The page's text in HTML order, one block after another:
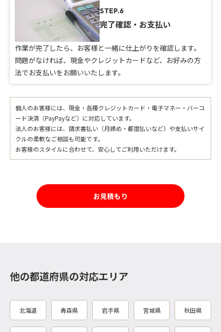
STEP.6
完了確認・お支払い
作業が完了したら、お客様と一緒に仕上がりを確認します。
問題がなければ、現金やクレジットカードなど、お好みの方
法でお支払いをお願いいたします。
個人のお客様には、現金・各種クレジットカード・電子マネー・バーコ
ード決済（PayPayなど）に対応しています。
法人のお客様には、請求書払い（月締め・都度払いなど）や支払いサイ
クルの柔軟なご相談も可能です。
お客様のスタイルに合わせて、安心してご利用いただけます。
お見積もり
他の都道府県の対応エリア
北海道 青森県 岩手県 宮城県 秋田県